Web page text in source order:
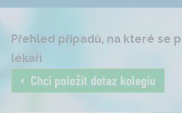
Přehled případů, na které se
lékaři